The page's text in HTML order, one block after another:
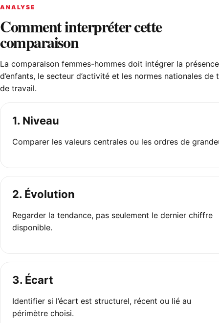
ANALYSE
Comment interpréter cette
comparaison
La comparaison femmes-hommes doit intégrer la présence
d’enfants, le secteur d’activité et les normes nationales de
de travail.
1. Niveau
Comparer les valeurs centrales ou les ordres de
2. Évolution
Regarder la tendance, pas seulement le dernier chiffre
disponible.
3. Écart
Identifier si l’écart est structurel, récent ou lié au
périmètre choisi.